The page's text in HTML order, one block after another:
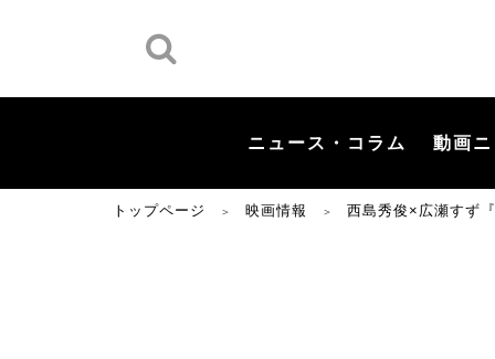
ニュース・コラム 動画
トップページ ＞ 映画情報 ＞ 西島秀俊×広瀬すず